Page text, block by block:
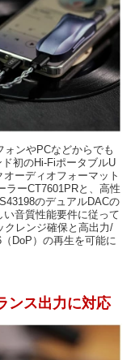
ンやPCなどからでも
初のHi-FiポータブルU
ーディオフォーマット
ラーCT7601PRと、高性
のデュアルDACの
音質性能要件に従って
クレンジ確保と高出力/
DoP）の再生を可能に
ンス出力に対応